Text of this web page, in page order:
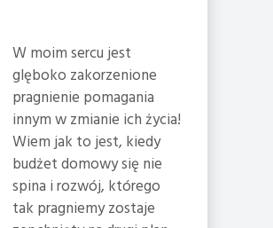
W moim sercu jest
glęboko zakorzenione
pragnienie pomagania
innym w zmianie ich życia!
Wiem jak to jest, kiedy
budżet domowy się nie
spina i rozwój, którego
tak pragniemy zostaje